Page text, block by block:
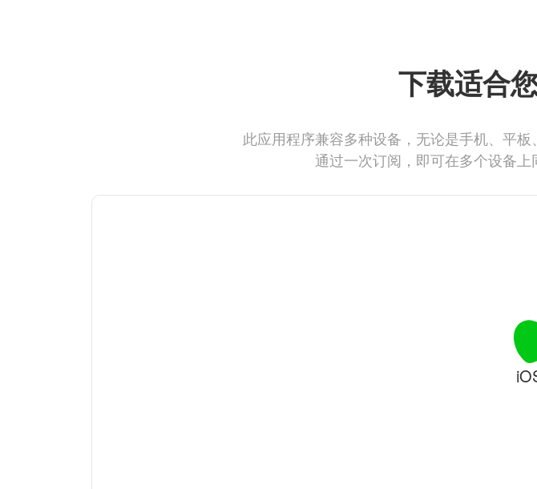
下载适合
此应用程序兼容多种设备，无论是手机、平
通过一次订阅，即可在多个设备上